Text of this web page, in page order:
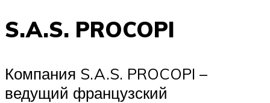
S.A.S. PROCOPI
Компания S.A.S. PROCOPI –
ведущий французский